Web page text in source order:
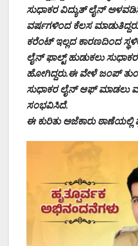
ಸುಧಾಕರ ವಿದ್ಯುತ್ ಲೈನ್
ವರ್ಷಗಳಿಂದ ಕೆಲಸ
ಕರೆಂಟ್ ಇಲ್ಲದ ಕಾರಣದಿಂದ
ಲೈನ್ ಫಾಲ್ಟ್ ಹುಡುಕಲು
ಹೋಗಿದ್ದರು.ಈ ವೇಳೆ ಜಂಪ್
ಸುಧಾಕರ ಲೈನ್ ಆಫ್ ಮಾಡಲು
ಸಂಭವಿಸಿದೆ.
ಈ ಕುರಿತು ಅಜೆಕಾರು ಠಾಣೆಯಲ್ಲಿ